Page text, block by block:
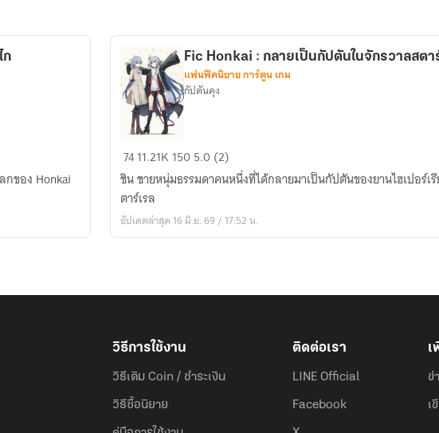
ก
กของ Honkai
Fic
Honkai
:
กลาย
เป็น
ตาร์เรล
Fic Honkai : กลายเป็นกัปตันในจักรวาลสตา
แฟนฟิคนิยาย การ์ตูน เกม
กัปตันคุง
7411.21K 1505.0 (2)
ชิน ชายหนุ่มธรรมดาคนหนึ่งที่ได้กลายมาเป็นกัปตันของยานไฮเปอร์เ
ตาร์เรล
อัปเดตล่าสุด 16 มิ.ย. 69 / 17:52 น.
วิธีการใช้งาน
วิธีเติม Coin / ชำระเงิน
วิธีซื้อนิยาย
ติดต่อเรา
LINE Official
Facebook
เ
ข่
เ